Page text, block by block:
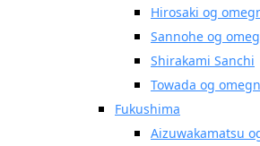
Hirosaki og
Sannohe og
Shirakami Sanchi
Towada og omegn
Fukushima
Aizuwakamatsu